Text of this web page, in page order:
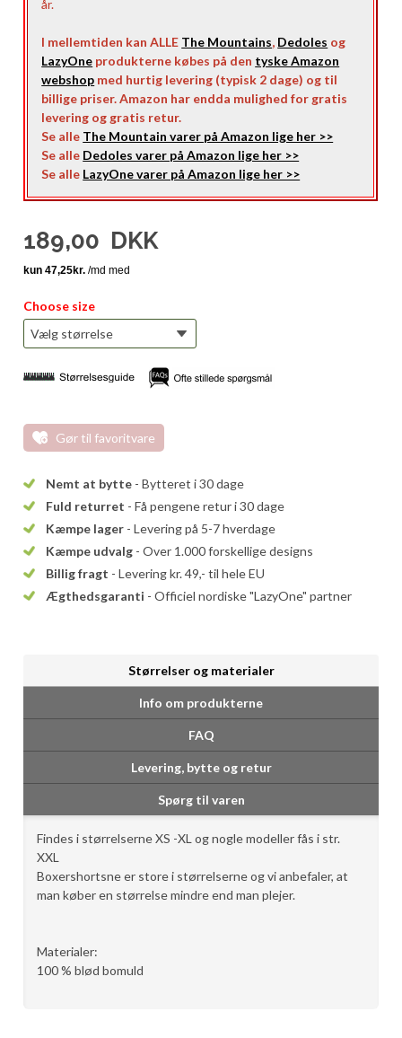
år.
I mellemtiden kan ALLE The Mountains, Dedoles og
LazyOne produkterne købes på den tyske Amazon
webshop med hurtig levering (typisk 2 dage) og til
billige priser. Amazon har endda mulighed for gratis
levering og gratis retur.
Se alle The Mountain varer på Amazon lige her >>
Se alle Dedoles varer på Amazon lige her >>
Se alle LazyOne varer på Amazon lige her >>
189,00 DKK
Choose size
Gør til favoritvare
Nemt at bytte - Bytteret i 30 dage
Fuld returret - Få pengene retur i 30 dage
Kæmpe lager - Levering på 5-7 hverdage
Kæmpe udvalg - Over 1.000 forskellige designs
Billig fragt - Levering kr. 49,- til hele EU
Ægthedsgaranti - Officiel nordiske "LazyOne" partner
Størrelser og materialer
Info om produkterne
FAQ
Levering, bytte og retur
Spørg til varen
​Findes i størrelserne XS -XL og nogle modeller fås i str.
XXL
Boxershortsne er store i størrelserne og vi anbefaler, at
man køber en størrelse mindre end man plejer.
Materialer:
100 % blød bomuld